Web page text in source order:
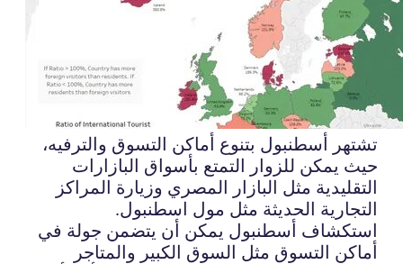
تشتهر أسطنبول بتنوع أماكن التسوق والترفيه،
حيث يمكن للزوار التمتع بأسواق البازارات
التقليدية مثل البازار المصري وزيارة المراكز
التجارية الحديثة مثل مول اسطنبول.
استكشاف أسطنبول يمكن أن يتضمن جولة في
أماكن التسوق مثل السوق الكبير والمتاجر